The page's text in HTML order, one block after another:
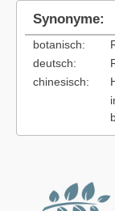
Synonyme:
botanisch:
deutsch:
chinesisch: